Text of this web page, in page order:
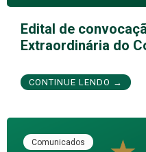
Edital de
Extraordinária do
CONTINUE LENDO →
Comunicados